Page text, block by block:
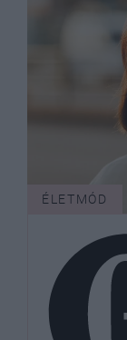
ÉLETMÓD